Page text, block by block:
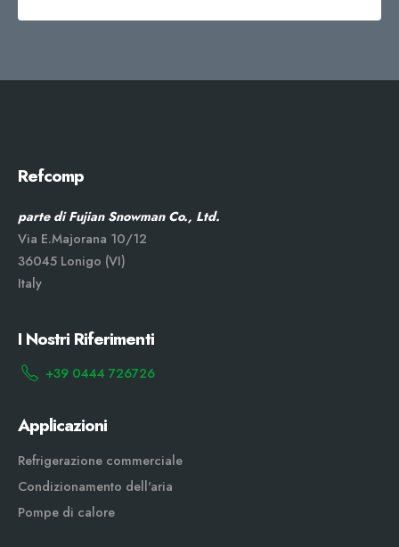
Refcomp
parte di Fujian Snowman Co., Ltd.
Via E.Majorana 10/12
36045 Lonigo (VI)
Italy
I Nostri Riferimenti
+39 0444 726726
Applicazioni
Refrigerazione commerciale
Condizionamento dell'aria
Pompe di calore